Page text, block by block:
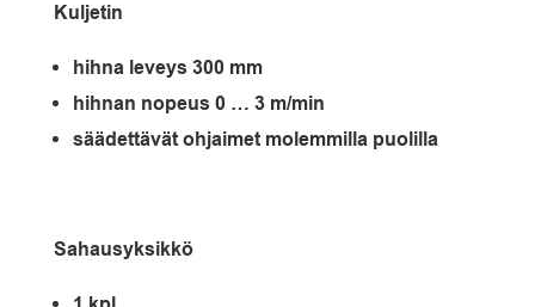
Kuljetin
hihna leveys 300 mm
hihnan nopeus 0 … 3 m/min
säädettävät ohjaimet molemmilla puolilla
Sahausyksikkö